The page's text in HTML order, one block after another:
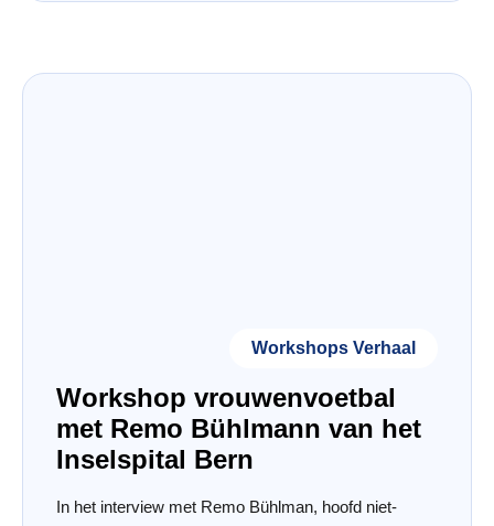
Workshops Verhaal
Workshop vrouwenvoetbal
met Remo Bühlmann van het
Inselspital Bern
In het interview met Remo Bühlman, hoofd niet-